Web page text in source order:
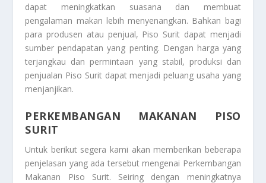
dapat meningkatkan suasana dan membuat
pengalaman makan lebih menyenangkan. Bahkan bagi
para produsen atau penjual, Piso Surit dapat menjadi
sumber pendapatan yang penting. Dengan harga yang
terjangkau dan permintaan yang stabil, produksi dan
penjualan Piso Surit dapat menjadi peluang usaha yang
menjanjikan.
PERKEMBANGAN MAKANAN PISO
SURIT
Untuk berikut segera kami akan memberikan beberapa
penjelasan yang ada tersebut mengenai Perkembangan
Makanan Piso Surit. Seiring dengan meningkatnya